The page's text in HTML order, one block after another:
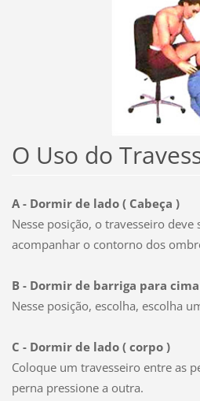
O Uso do
A - Dormir de lado ( Cabeça )
Nesse posição, o travesseiro deve
acompanhar o contorno dos
B - Dormir de barriga para cima
Nesse posição, escolha, escolha
C - Dormir de lado ( corpo )
Coloque um travesseiro entre as
perna pressione a outra.